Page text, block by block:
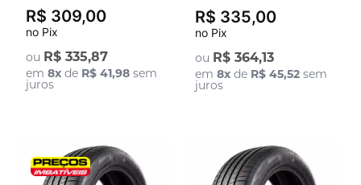
ou R$ 335,87
em8x de R$ 41,98 sem
juros
R$ 309,00
no Pix
ou R$ 364,13
em 8xde R$ 45,52sem
juros
R$ 335,00
no Pix